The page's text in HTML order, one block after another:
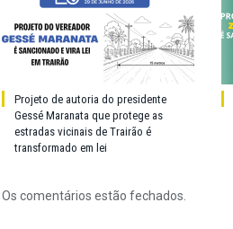
Projeto de autoria do presidente
Gessé Maranata que protege as
estradas vicinais de Trairão é
transformado em lei
Os comentários estão fechados.